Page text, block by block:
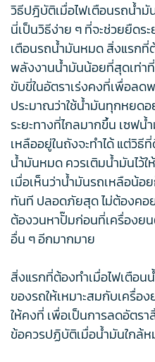
วิธีปฎิบัติเมื่อไฟเตือนรถน้ำมั
นี่เป็นวิธีง่าย ๆ ที่จะช่วยยืดระ
เตือนรถน้ำมันหมด สิ่งแรกที่
พลังงานน้ำมันน้อยที่สุดเท่าที่
ขับขี่ในอัตราเร่งคงที่เพื่อล
ประมาณว่าใช้น้ำมันทุกหยดอ
ระยะทางที่ไกลมากขึ้น เซฟ
เหลืออยู่ในถังจะทำได้ แต่วิ
น้ำมันหมด ควรเติมน้ำมันไว้
เมื่อเห็นว่าน้ำมันรถเหลือน้อย
ทันที ปลอดภัยสุด ไม่ต้องคอ
ต้องวนหาปั๊มก่อนที่เครื่องย
อื่น ๆ อีกมากมาย
สิ่งแรกที่ต้องทำเมื่อไฟเตือ
ของรถให้เหมาะสมกับเครื่อ
ให้คงที่ เพื่อเป็นการลดอัตร
ข้อควรปฏิบัติเมื่อน้ำมันใกล้